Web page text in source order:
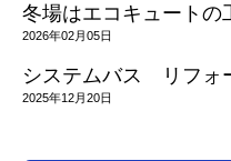
冬場はエコキュートの
2026年02月05日
システムバス リフォ
2025年12月20日